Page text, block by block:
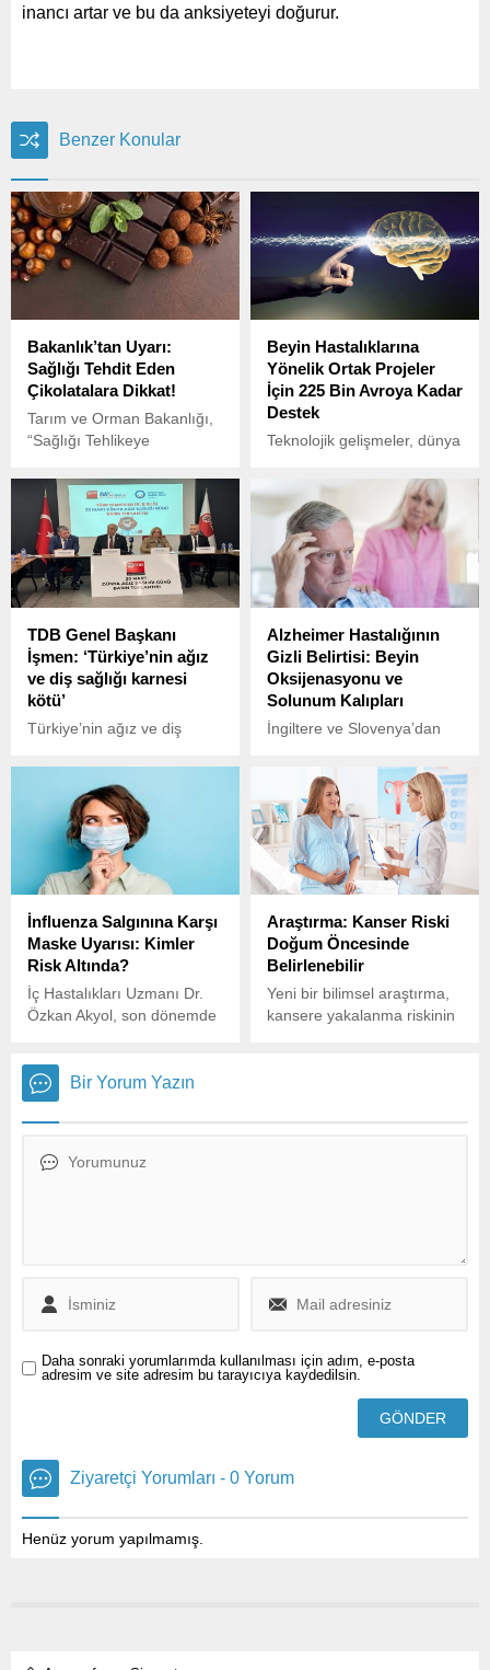
inancı artar ve bu da anksiyeteyi doğurur.
Benzer Konular
Bakanlık’tan Uyarı:
Sağlığı Tehdit Eden
Çikolatalara Dikkat!
Tarım ve Orman Bakanlığı,
“Sağlığı Tehlikeye
güncelleyerek yeni firmaları
ekledi.
Beyin Hastalıklarına
Yönelik Ortak Projeler
İçin 225 Bin Avroya Kadar
Destek
Teknolojik gelişmeler, dünya
hastalıklarının tedavisi,
hastaların bakımı ve yaşam
kalitesinin artırılması
konusunda önemli adımlar
atılmasını sağlıyor.
TDB Genel Başkanı
İşmen: ‘Türkiye’nin ağız
ve diş sağlığı karnesi
kötü’
Türkiye’nin ağız ve diş
karneye sahip olduğunu
belirten Türk Diş Hekimleri
Birliği (TDB) Genel Başkanı
Tarık İşmen, “aile diş
hekimliği” uygulamasının
yaygınlaştırılması
Alzheimer Hastalığının
Gizli Belirtisi: Beyin
Oksijenasyonu ve
Solunum Kalıpları
İngiltere ve Slovenya’dan
hastalığının erken tespiti
için beyin oksijenasyonu ve
solunum kalıplarını analiz
etmenin potansiyelini ortaya
koyan yeni bir araştırma
yaptı.
İnfluenza Salgınına Karşı
Maske Uyarısı: Kimler
Risk Altında?
İç Hastalıkları Uzmanı Dr.
Özkan Akyol, son dönemde
önemine dikkat çekti.
Araştırma: Kanser Riski
Doğum Öncesinde
Belirlenebilir
Yeni bir bilimsel araştırma,
kansere yakalanma riskinin
Bir Yorum Yazın
Daha sonraki yorumlarımda kullanılması için adım, e-posta
adresim ve site adresim bu tarayıcıya kaydedilsin.
Ziyaretçi Yorumları - 0 Yorum
Henüz yorum yapılmamış.